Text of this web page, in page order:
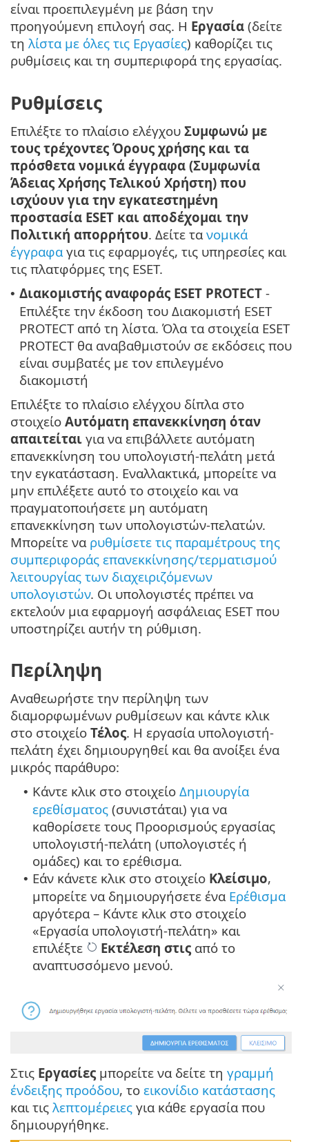
είναι προεπιλεγμένη με βάση την
προηγούμενη επιλογή σας. Η Εργασία (δείτε
τη λίστα με όλες τις Εργασίες) καθορίζει τις
ρυθμίσεις και τη συμπεριφορά της εργασίας.
Ρυθμίσεις
Επιλέξτε το πλαίσιο ελέγχου Συμφωνώ με
τους τρέχοντες Όρους χρήσης και τα
πρόσθετα νομικά έγγραφα (Συμφωνία
Άδειας Χρήσης Τελικού Χρήστη) που
ισχύουν για την εγκατεστημένη
προστασία ESET και αποδέχομαι την
Πολιτική απορρήτου. Δείτε τα νομικά
έγγραφα για τις εφαρμογές, τις υπηρεσίες και
τις πλατφόρμες της ESET.
• Διακομιστής αναφοράς ESET PROTECT -
Επιλέξτε την έκδοση του Διακομιστή ESET
PROTECT από τη λίστα. Όλα τα στοιχεία ESET
PROTECT θα αναβαθμιστούν σε εκδόσεις που
είναι συμβατές με τον επιλεγμένο
διακομιστή
Επιλέξτε το πλαίσιο ελέγχου δίπλα στο
στοιχείο Αυτόματη επανεκκίνηση όταν
απαιτείται για να επιβάλλετε αυτόματη
επανεκκίνηση του υπολογιστή-πελάτη μετά
την εγκατάσταση. Εναλλακτικά, μπορείτε να
μην επιλέξετε αυτό το στοιχείο και να
πραγματοποιήσετε μη αυτόματη
επανεκκίνηση των υπολογιστών-πελατών.
Μπορείτε να ρυθμίσετε τις παραμέτρους της
συμπεριφοράς επανεκκίνησης/τερματισμού
λειτουργίας των διαχειριζόμενων
υπολογιστών. Οι υπολογιστές πρέπει να
εκτελούν μια εφαρμογή ασφάλειας ESET που
υποστηρίζει αυτήν τη ρύθμιση.
Περίληψη
Αναθεωρήστε την περίληψη των
διαμορφωμένων ρυθμίσεων και κάντε κλικ
στο στοιχείο Τέλος. Η εργασία υπολογιστή-
πελάτη έχει δημιουργηθεί και θα ανοίξει ένα
μικρός παράθυρο:
• Κάντε κλικ στο στοιχείο Δημιουργία
ερεθίσματος (συνιστάται) για να
καθορίσετε τους Προορισμούς εργασίας
υπολογιστή-πελάτη (υπολογιστές ή
ομάδες) και το ερέθισμα.
• Εάν κάνετε κλικ στο στοιχείο Κλείσιμο,
μπορείτε να δημιουργήσετε ένα Ερέθισμα
αργότερα – Κάντε κλικ στο στοιχείο
«Εργασία υπολογιστή-πελάτη» και
επιλέξτε
Εκτέλεση στις από το
αναπτυσσόμενο μενού.
Στις Εργασίες μπορείτε να δείτε τη γραμμή
ένδειξης προόδου, το εικονίδιο κατάστασης
και τις λεπτομέρειες για κάθε εργασία που
δημιουργήθηκε.